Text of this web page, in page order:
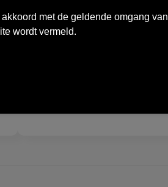
"Ze denken in oplossingen.
met de geldende omgang van
wordt vermeld.